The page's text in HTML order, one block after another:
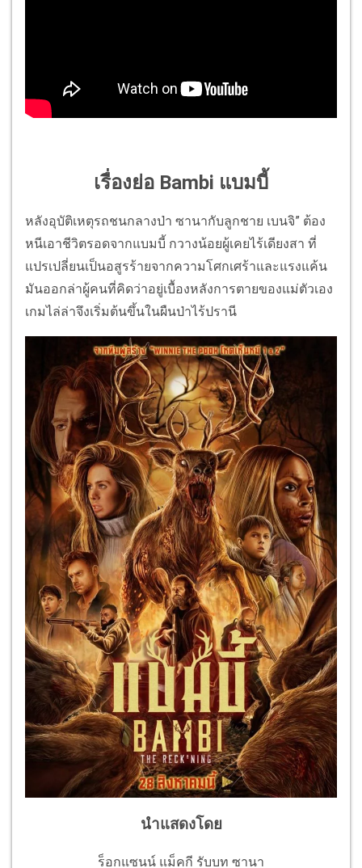
เรื่องย่อ Bambi แบมบี้
หลังอุบัติเหตุรถชนกลางป่า ซานากับลูกชาย เบนจิ” ต้อง
หนีเอาชีวิตรอดจากแบมบี้ กวางน้อยผู้เคยไร้เดียงสา ที่
แปรเปลี่ยนเป็นอสูรร้ายจากความโศกเศร้าและแรงแค้น
มันออกล่าผู้คนที่คิดว่าอยู่เบื้องหลังการตายของแม่ตัวเอง
เกมไล่ล่าจึงเริ่มต้นขึ้นในผืนป่าไร้ปรานี
นำแสดงโดย
ร็อกแซนน์ แม็คกี รับบท ซานา